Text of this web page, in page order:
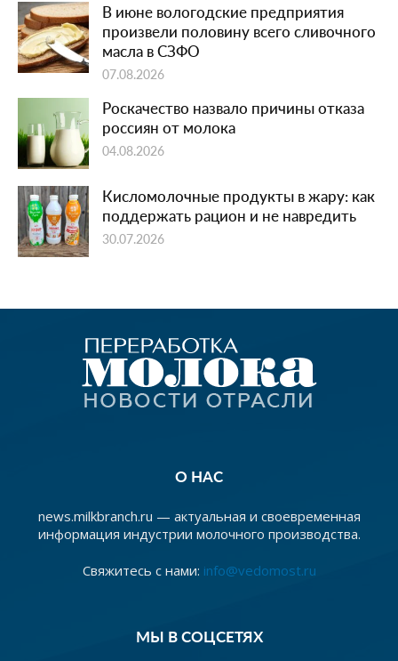
В июне вологодские предприятия
произвели половину всего сливочного
масла в СЗФО
07.08.2026
Роскачество назвало причины отказа
россиян от молока
04.08.2026
Кисломолочные продукты в жару: как
поддержать рацион и не навредить
30.07.2026
О НАС
news.milkbranch.ru — актуальная и своевременная
информация индустрии молочного производства.
Свяжитесь с нами: info@vedomost.ru
МЫ В СОЦСЕТЯХ